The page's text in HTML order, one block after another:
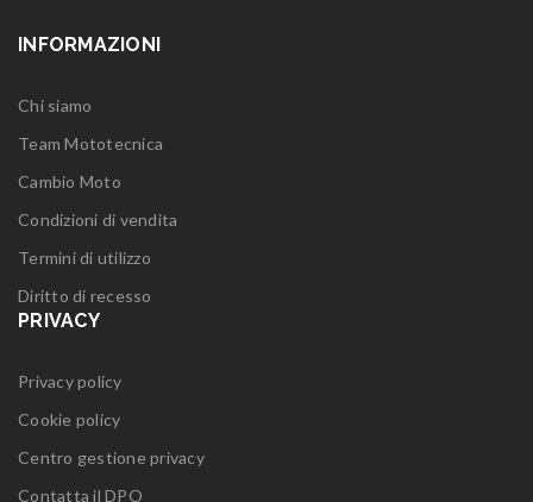
INFORMAZIONI
Chi siamo
Team Mototecnica
Cambio Moto
Condizioni di vendita
Termini di utilizzo
Diritto di recesso
PRIVACY
Privacy policy
Cookie policy
Centro gestione privacy
Contatta il DPO